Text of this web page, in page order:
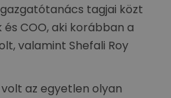
tagjai közt
COO, aki korábban a
valamint Shefali Roy
az egyetlen olyan